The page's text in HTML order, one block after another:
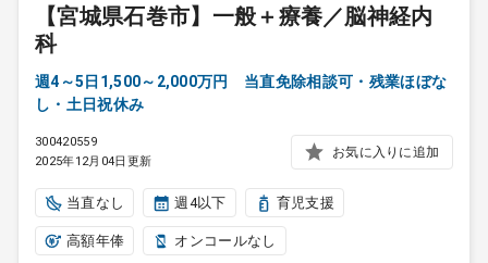
【宮城県石巻市】一般＋療養／脳神経内
科
週4～5日1,500～2,000万円 当直免除相談可・残業ほぼな
し・土日祝休み
300420559
2025年12月04日更新
お気に入りに追加
当直なし 週4以下 育児支援
高額年俸 オンコールなし